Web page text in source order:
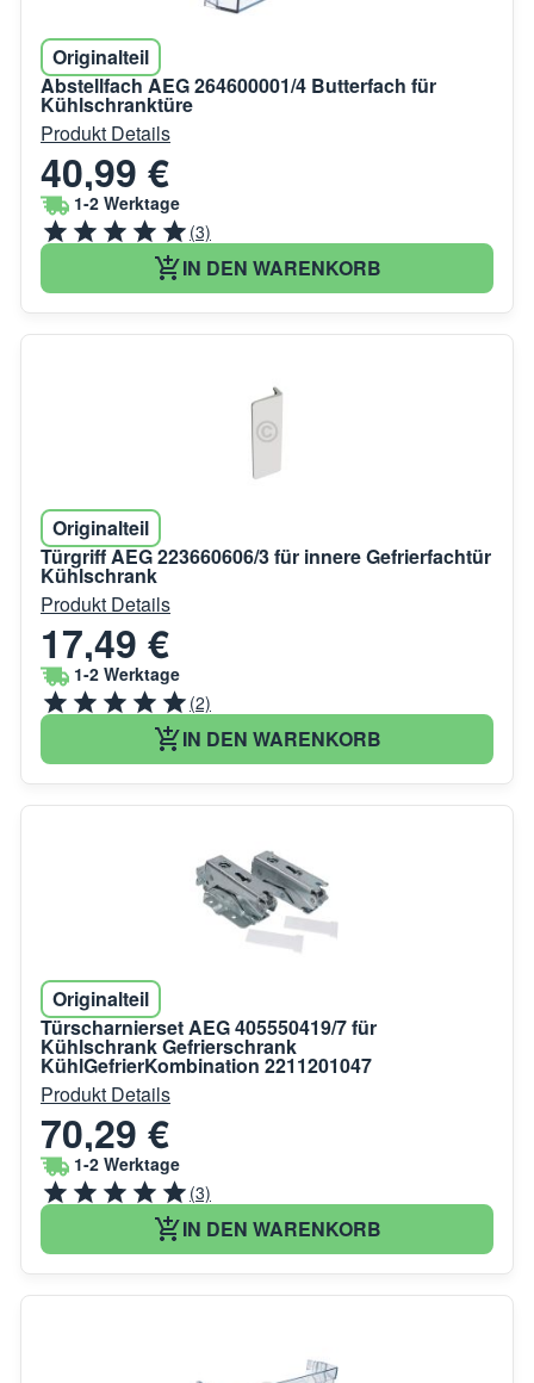
Originalteil
Abstellfach AEG 264600001/4 Butterfach für
Kühlschranktüre
Produkt Details
40,99 €
1-2 Werktage
(3)
IN DEN WARENKORB
Originalteil
Türgriff AEG 223660606/3 für innere Gefrierfachtür
Kühlschrank
Produkt Details
17,49 €
1-2 Werktage
(2)
IN DEN WARENKORB
Originalteil
Türscharnierset AEG 405550419/7 für
Kühlschrank Gefrierschrank
KühlGefrierKombination 2211201047
Produkt Details
70,29 €
1-2 Werktage
(3)
IN DEN WARENKORB